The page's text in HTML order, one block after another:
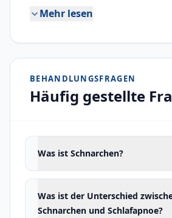
zahnmedizinisch
Schienen) halten die
indem sie den Unterkiefer
Schnarchen erheblich.
komfortablen
Mehr lesen
BEHANDLUNGSFRAGEN
Häufig gestellte
Was ist Schnarchen?
Was ist der Unterschied
Schnarchen und Schlafapnoe?